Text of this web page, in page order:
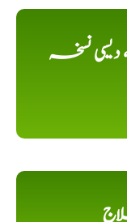
دیسی نسخہ